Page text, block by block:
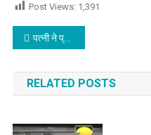
Post Views: 1,391
Post navigation
पत्नी ने प्रेमी संग मिलकर पति का किया यह हाल
RELATED POSTS